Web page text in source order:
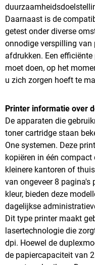
Daarnaast is de
getest onder diverse
onnodige verspilling van
afdrukken. Een
moet doen, op het
u zich zorgen hoeft te
Printer informatie over
De apparaten die
toner cartridge staan
One systemen. Deze
kopiëren in één
kleinere kantoren of
van ongeveer 8
kleur, bieden deze
dagelijkse
Dit type printer maakt
lasertechnologie die
dpi. Hoewel de
de papiercapaciteit van